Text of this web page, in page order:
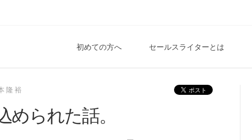
初めての方へ セールスライターとは
隆裕
められた話。